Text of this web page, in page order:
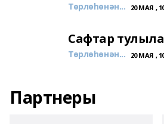
Төрлөһөнән... 20 МАЯ ,
Сафтар
Төрлөһөнән... 20 МАЯ ,
Партнеры